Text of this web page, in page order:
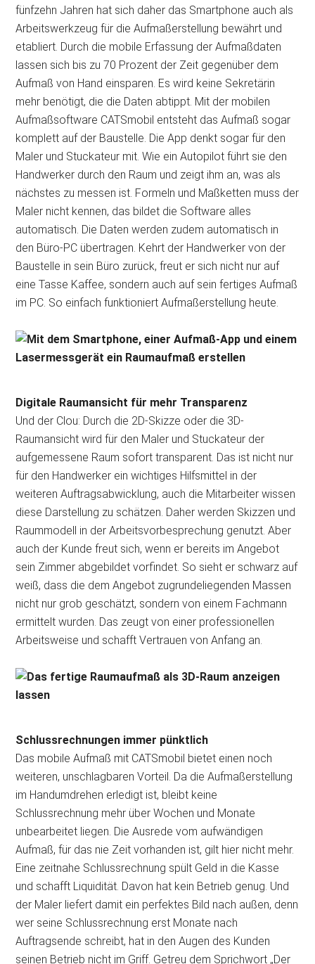
fünfzehn Jahren hat sich daher das Smartphone auch als
Arbeitswerkzeug für die Aufmaßerstellung bewährt und
etabliert. Durch die mobile Erfassung der Aufmaßdaten
lassen sich bis zu 70 Prozent der Zeit gegenüber dem
Aufmaß von Hand einsparen. Es wird keine Sekretärin
mehr benötigt, die die Daten abtippt. Mit der mobilen
Aufmaßsoftware CATSmobil entsteht das Aufmaß sogar
komplett auf der Baustelle. Die App denkt sogar für den
Maler und Stuckateur mit. Wie ein Autopilot führt sie den
Handwerker durch den Raum und zeigt ihm an, was als
nächstes zu messen ist. Formeln und Maßketten muss der
Maler nicht kennen, das bildet die Software alles
automatisch. Die Daten werden zudem automatisch in
den Büro-PC übertragen. Kehrt der Handwerker von der
Baustelle in sein Büro zurück, freut er sich nicht nur auf
eine Tasse Kaffee, sondern auch auf sein fertiges Aufmaß
im PC. So einfach funktioniert Aufmaßerstellung heute.
Digitale Raumansicht für mehr Transparenz
Und der Clou: Durch die 2D-Skizze oder die 3D-
Raumansicht wird für den Maler und Stuckateur der
aufgemessene Raum sofort transparent. Das ist nicht nur
für den Handwerker ein wichtiges Hilfsmittel in der
weiteren Auftragsabwicklung, auch die Mitarbeiter wissen
diese Darstellung zu schätzen. Daher werden Skizzen und
Raummodell in der Arbeitsvorbesprechung genutzt. Aber
auch der Kunde freut sich, wenn er bereits im Angebot
sein Zimmer abgebildet vorfindet. So sieht er schwarz auf
weiß, dass die dem Angebot zugrundeliegenden Massen
nicht nur grob geschätzt, sondern von einem Fachmann
ermittelt wurden. Das zeugt von einer professionellen
Arbeitsweise und schafft Vertrauen von Anfang an.
Schlussrechnungen immer pünktlich
Das mobile Aufmaß mit CATSmobil bietet einen noch
weiteren, unschlagbaren Vorteil. Da die Aufmaßerstellung
im Handumdrehen erledigt ist, bleibt keine
Schlussrechnung mehr über Wochen und Monate
unbearbeitet liegen. Die Ausrede vom aufwändigen
Aufmaß, für das nie Zeit vorhanden ist, gilt hier nicht mehr.
Eine zeitnahe Schlussrechnung spült Geld in die Kasse
und schafft Liquidität. Davon hat kein Betrieb genug. Und
der Maler liefert damit ein perfektes Bild nach außen, denn
wer seine Schlussrechnung erst Monate nach
Auftragsende schreibt, hat in den Augen des Kunden
seinen Betrieb nicht im Griff. Getreu dem Sprichwort „Der